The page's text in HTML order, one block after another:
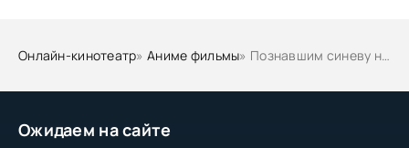
Ожидаем на сайте
Онлайн-кинотеатр»Аниме фильмы» Познавшим синеву небес